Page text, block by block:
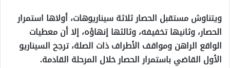
ويتناوش مستقبل الحصار ثلاثة سيناريوهات، أولاها استمرار
الحصار، وثانيها تخفيفه، وثالثها إنهاؤه، إلا أن معطيات
الواقع الراهن ومواقف الأطراف ذات الصلة، ترجح السيناريو
الأول القاضي باستمرار الحصار خلال المرحلة القادمة.